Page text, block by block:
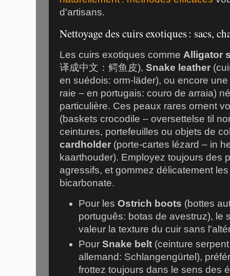
d'artisans.
Nettoyage des cuirs exotiques : sacs,
Les cuirs exotiques comme Alligator
译成中文：鳄鱼皮), Snake leather
en suédois: orm-läder), ou encore une
raie – en portugais: couro de arraia)
particulière. Ces peaux rares ornent
(baskets crocodile – oversettelse til
ceintures, portefeuilles ou objets de
cardholder (porte-cartes lézard – in
kaarthouder). Employez toujours des
agressifs, et gommez délicatement
bicarbonate.
Pour lesOstrich boots (bottes
português: botas de avestruz), le
valeur la texture du cuir sans
PourSnake belt (ceinture
allemand: Schlangengürtel),
frottez toujours dans le sens des